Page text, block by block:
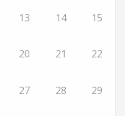
13 14 15
20 21 22
27 28 29